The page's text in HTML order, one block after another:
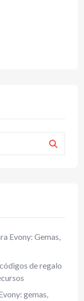
Evony: Gemas,
de regalo
gemas,